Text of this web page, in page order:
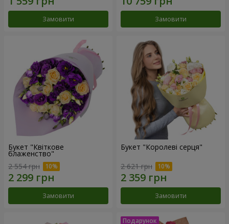
Замовити Замовити
Букет "Квіткове
блаженство"
2 554 грн
Замовити
Букет "Королеві серця"
2 621 грн
Замовити